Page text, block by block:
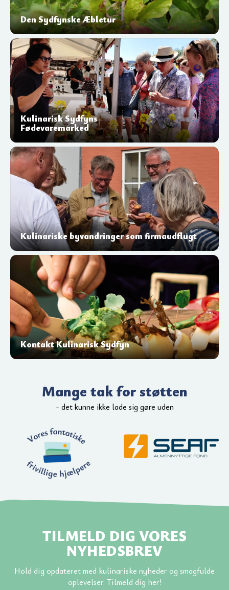
Den Sydfynske Æbletur
Kulinarisk Sydfyns
Fødevaremarked
Kulinariske byvandringer som firmaudflugt
Kontakt Kulinarisk Sydfyn
Mange tak for støtten
- det kunne ikke lade sig gøre uden
TILMELD DIG VORES
NYHEDSBREV
Hold dig opdateret med kulinariske nyheder og smagfulde
oplevelser. Tilmeld dig her!